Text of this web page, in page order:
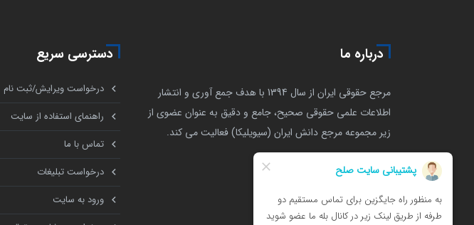
درباره ما
مرجع حقوقی ایران از سال 1394 با هدف جمع آوری و انتشار
اطلاعات علمی حقوقی صحیح، جامع و دقیق به عنوان عضوی از
زیر مجموعه مرجع دانش ایران (سیویلیکا) فعالیت می کند.
دسترسی سریع
درخواست ویرایش/ثبت نام
راهنمای استفاده از سایت
تماس با ما
درخواست تبلیغات
ورود به سایت